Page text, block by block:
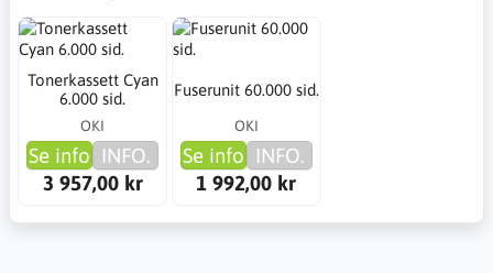
Tonerkassett Cyan
6.000 sid.
OKI
Se info INFO.
3 957,00 kr
Fuserunit 60.000 sid.
OKI
Se info INFO.
1 992,00 kr